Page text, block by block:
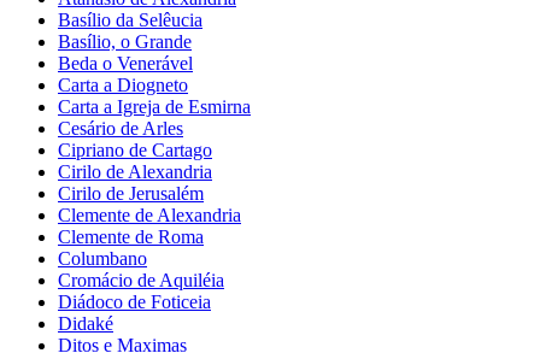
Basílio da Selêucia
Basílio, o Grande
Beda o Venerável
Carta a Diogneto
Carta a Igreja de Esmirna
Cesário de Arles
Cipriano de Cartago
Cirilo de Alexandria
Cirilo de Jerusalém
Clemente de Alexandria
Clemente de Roma
Columbano
Cromácio de Aquiléia
Diádoco de Foticeia
Didaké
Ditos e Maximas